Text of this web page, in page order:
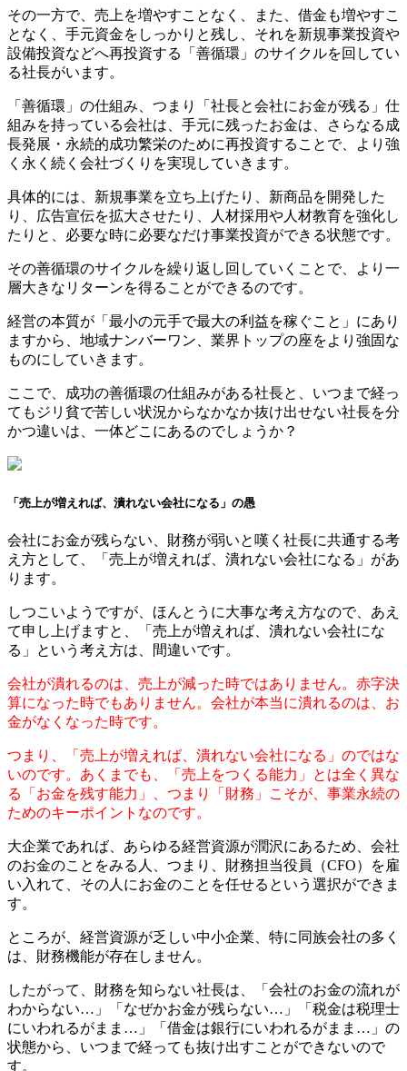
その一方で、売上を増やすことなく、また、借金も増やすこ
となく、手元資金をしっかりと残し、それを新規事業投資や
設備投資などへ再投資する「善循環」のサイクルを回してい
る社長がいます。
「善循環」の仕組み、つまり「社長と会社にお金が残る」仕
組みを持っている会社は、手元に残ったお金は、さらなる成
長発展・永続的成功繁栄のために再投資することで、より強
く永く続く会社づくりを実現していきます。
具体的には、新規事業を立ち上げたり、新商品を開発した
り、広告宣伝を拡大させたり、人材採用や人材教育を強化し
たりと、必要な時に必要なだけ事業投資ができる状態です。
その善循環のサイクルを繰り返し回していくことで、より一
層大きなリターンを得ることができるのです。
経営の本質が「最小の元手で最大の利益を稼ぐこと」にあり
ますから、地域ナンバーワン、業界トップの座をより強固な
ものにしていきます。
ここで、成功の善循環の仕組みがある社長と、いつまで経っ
てもジリ貧で苦しい状況からなかなか抜け出せない社長を分
かつ違いは、一体どこにあるのでしょうか？
「売上が増えれば、潰れない会社になる」の愚
会社にお金が残らない、財務が弱いと嘆く社長に共通する考
え方として、「売上が増えれば、潰れない会社になる」があ
ります。
しつこいようですが、ほんとうに大事な考え方なので、あえ
て申し上げますと、「売上が増えれば、潰れない会社にな
る」という考え方は、間違いです。
会社が潰れるのは、売上が減った時ではありません。赤字決
算になった時でもありません。会社が本当に潰れるのは、お
金がなくなった時です。
つまり、「売上が増えれば、潰れない会社になる」のではな
いのです。あくまでも、「売上をつくる能力」とは全く異な
る「お金を残す能力」、つまり「財務」こそが、事業永続の
ためのキーポイントなのです。
大企業であれば、あらゆる経営資源が潤沢にあるため、会社
のお金のことをみる人、つまり、財務担当役員（CFO）を雇
い入れて、その人にお金のことを任せるという選択ができま
す。
ところが、経営資源が乏しい中小企業、特に同族会社の多く
は、財務機能が存在しません。
したがって、財務を知らない社長は、「会社のお金の流れが
わからない…」「なぜかお金が残らない…」「税金は税理士
にいわれるがまま…」「借金は銀行にいわれるがまま…」の
状態から、いつまで経っても抜け出すことができないので
す。